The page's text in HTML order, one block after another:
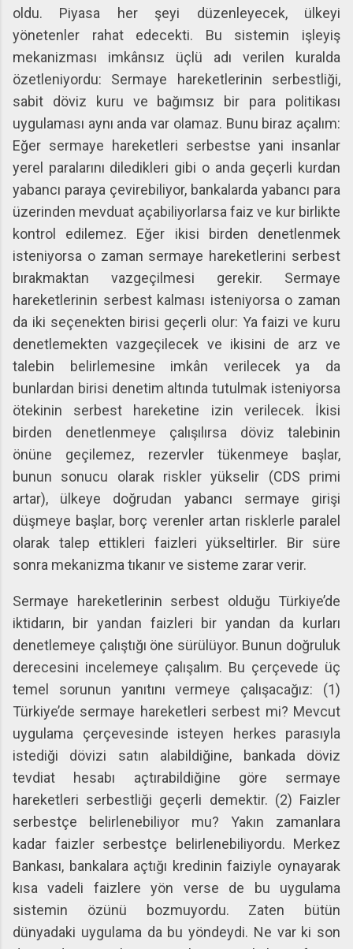
oldu. Piyasa her şeyi düzenleyecek, ülkeyi
yönetenler rahat edecekti. Bu sistemin işleyiş
mekanizması imkânsız üçlü adı verilen kuralda
özetleniyordu: Sermaye hareketlerinin serbestliği,
sabit döviz kuru ve bağımsız bir para politikası
uygulaması aynı anda var olamaz. Bunu biraz açalım:
Eğer sermaye hareketleri serbestse yani insanlar
yerel paralarını diledikleri gibi o anda geçerli kurdan
yabancı paraya çevirebiliyor, bankalarda yabancı para
üzerinden mevduat açabiliyorlarsa faiz ve kur birlikte
kontrol edilemez. Eğer ikisi birden denetlenmek
isteniyorsa o zaman sermaye hareketlerini serbest
bırakmaktan vazgeçilmesi gerekir. Sermaye
hareketlerinin serbest kalması isteniyorsa o zaman
da iki seçenekten birisi geçerli olur: Ya faizi ve kuru
denetlemekten vazgeçilecek ve ikisini de arz ve
talebin belirlemesine imkân verilecek ya da
bunlardan birisi denetim altında tutulmak isteniyorsa
ötekinin serbest hareketine izin verilecek. İkisi
birden denetlenmeye çalışılırsa döviz talebinin
önüne geçilemez, rezervler tükenmeye başlar,
bunun sonucu olarak riskler yükselir (CDS primi
artar), ülkeye doğrudan yabancı sermaye girişi
düşmeye başlar, borç verenler artan risklerle paralel
olarak talep ettikleri faizleri yükseltirler. Bir süre
sonra mekanizma tıkanır ve sisteme zarar verir.
Sermaye hareketlerinin serbest olduğu Türkiye’de
iktidarın, bir yandan faizleri bir yandan da kurları
denetlemeye çalıştığı öne sürülüyor. Bunun doğruluk
derecesini incelemeye çalışalım. Bu çerçevede üç
temel sorunun yanıtını vermeye çalışacağız: (1)
Türkiye’de sermaye hareketleri serbest mi? Mevcut
uygulama çerçevesinde isteyen herkes parasıyla
istediği dövizi satın alabildiğine, bankada döviz
tevdiat hesabı açtırabildiğine göre sermaye
hareketleri serbestliği geçerli demektir. (2) Faizler
serbestçe belirlenebiliyor mu? Yakın zamanlara
kadar faizler serbestçe belirlenebiliyordu. Merkez
Bankası, bankalara açtığı kredinin faiziyle oynayarak
kısa vadeli faizlere yön verse de bu uygulama
sistemin özünü bozmuyordu. Zaten bütün
dünyadaki uygulama da bu yöndeydi. Ne var ki son